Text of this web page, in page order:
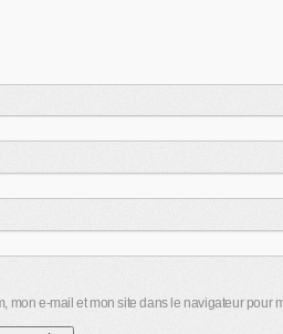
mon e-mail et mon site dans le navigateur pour